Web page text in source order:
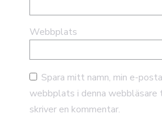
Webbplats
Spara mitt namn, min e-
webbplats i denna webbläsare
skriver en kommentar.